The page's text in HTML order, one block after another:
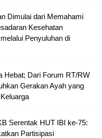
Dimulai dari Memahami
Kesehatan
Penyuluhan di
Hebat; Dari Forum RT/RW
Gerakan Ayah yang
Serentak HUT IBI ke-75:
Partisipasi